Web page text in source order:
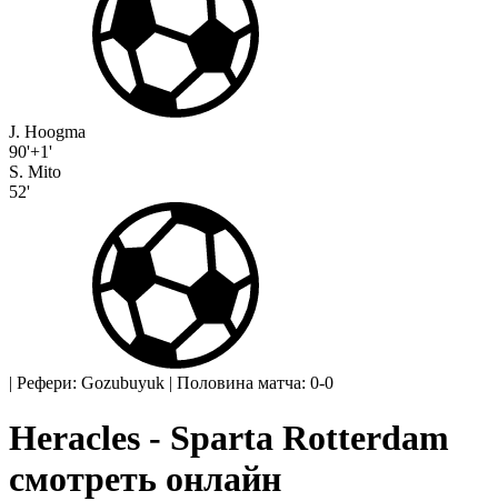
J. Hoogma
90'+1'
S. Mito
52'
| Рефери: Gozubuyuk | Половина матча: 0-0
Heracles - Sparta Rotterdam
смотреть онлайн